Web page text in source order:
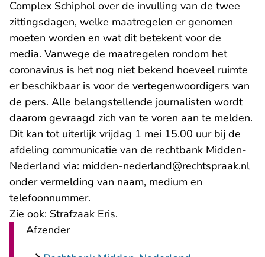
Complex Schiphol over de invulling van de twee
zittingsdagen, welke maatregelen er genomen
moeten worden en wat dit betekent voor de
media. Vanwege de maatregelen rondom het
coronavirus is het nog niet bekend hoeveel ruimte
er beschikbaar is voor de vertegenwoordigers van
de pers. Alle belangstellende journalisten wordt
daarom gevraagd zich van te voren aan te melden.
Dit kan tot uiterlijk vrijdag 1 mei 15.00 uur bij de
afdeling communicatie van de rechtbank Midden-
Nederland via: midden-nederland@rechtspraak.nl-
onder vermelding van naam, medium en
telefoonnummer.
Zie ook: Strafzaak Eris.
Afzender